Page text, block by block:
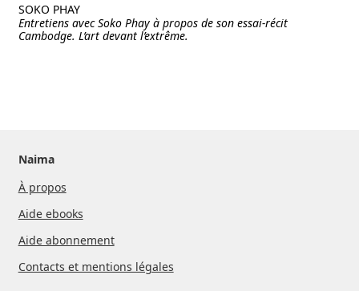
SOKO PHAY
Entretiens avec Soko Phay à propos de son essai-récit
Cambodge. L’art devant l’extrême.
Naima
À propos
Aide ebooks
Aide abonnement
Contacts et mentions légales